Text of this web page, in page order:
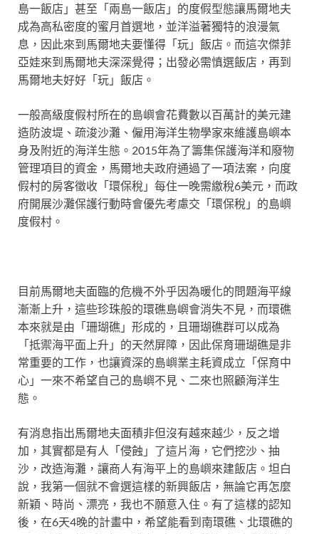
島一飯店」甚至「兩島一飯店」的度假型態讓馬爾地夫
成為高私密度的蜜月首選地，並洋溢著獨特的浪漫氣
息，因此來到馬爾地夫要懂得「玩」飯店。而這次傑菲
亞娃來到馬爾地夫深深覺得；出發必需慎選飯店，再到
馬爾地夫好好「玩」飯店。
一般高級度假村所在的島嶼會花費數以百萬計的美元建
造防波堤、疏浚沙灘、僱用海洋生物學家來維護島嶼本
身及附近的海洋生態。2015年為了籌集保護海洋和廢物
管理項目的資金，馬爾地夫政府通過了一項法案，向度
假村的房客徵收「環保稅」每住一晚需繳稅6美元，而政
府開展沙灘保護行動時會優先考慮交「環保稅」的島嶼
度假村。
目前馬爾地夫面臨的危機不外乎因為暖化的問題海平線
漸漸上升，這些珍珠般的環礁島嶼會消失不見，而環礁
本來就是由「珊瑚礁」形成的，且珊瑚礁群可以成為
「抵禦海平面上升」的天然屏障，因此保育珊瑚礁是非
常重要的工作，也讓資深的島嶼業主耗資成立「保育中
心」一來不希望自己的島嶼不見、二來也照顧海洋生
態。
有消息指出馬爾地夫面積非但沒有越來越少，反之增
加，其實都是有人「侵蝕」了這片海，它們挖沙、抽
沙，改造海灘，讓商人有海平上的島嶼來建飯店。坦白
說，我第一個就不會選這樣的新興飯店，無論它再怎麼
新穎、時尚、漂亮，我也不願意入住。有了這樣的認知
後，在6天4晚的計畫中，希望能看到南環礁、北環礁的